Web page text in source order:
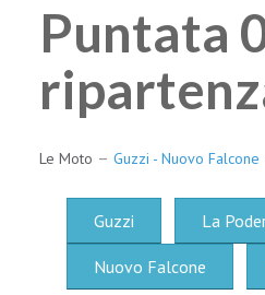
Puntata
Le Moto Guzzi - Nuovo Falcone
Guzzi La
Nuovo Falcone